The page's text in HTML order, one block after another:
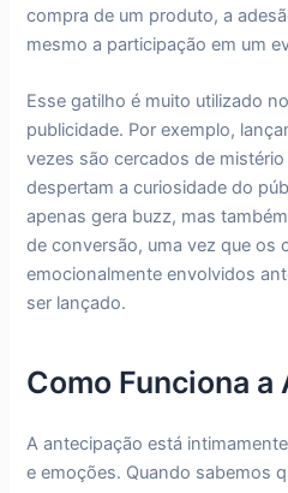
compra de um produto, a
mesmo a participação em um
Esse gatilho é muito utilizado
publicidade. Por exemplo,
vezes são cercados de
despertam a curiosidade do
apenas gera buzz, mas
de conversão, uma vez que os
emocionalmente envolvidos
ser lançado.
Como Funciona
A antecipação está
e emoções. Quando sabemos